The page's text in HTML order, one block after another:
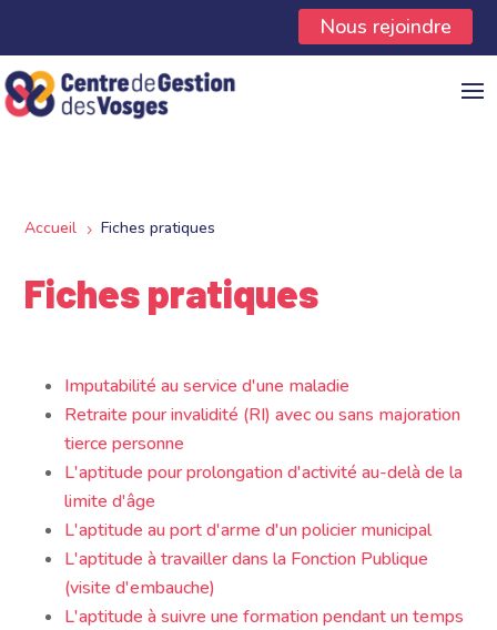
Nous rejoindre
Accueil 5 Fiches pratiques
Fiches pratiques
Imputabilité au service d'une maladie
Retraite pour invalidité (RI) avec ou sans majoration
tierce personne
L'aptitude pour prolongation d'activité au-delà de la
limite d'âge
L'aptitude au port d'arme d'un policier municipal
L'aptitude à travailler dans la Fonction Publique
(visite d'embauche)
L'aptitude à suivre une formation pendant un temps